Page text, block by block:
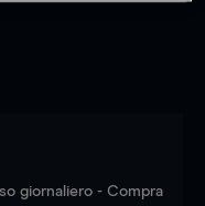
giornaliero - Compra